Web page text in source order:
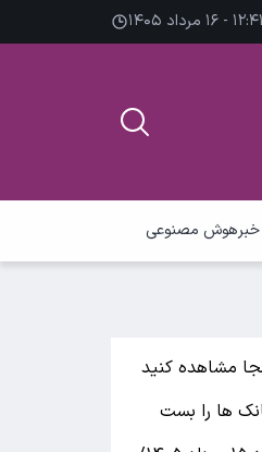
۱۴۰۵
هوش مصنوعی
مشاهده کنید
ها را بست